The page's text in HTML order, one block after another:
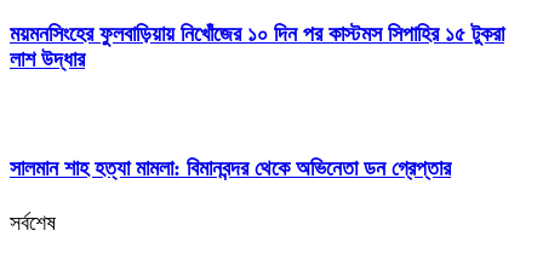
ময়মনসিংহের ফুলবাড়িয়ায় নিখোঁজের ১০ দিন পর কাস্টমস সিপাহির ১৫ টুকরা
লাশ উদ্ধার
সালমান শাহ হত্যা মামলা: বিমানবন্দর থেকে অভিনেতা ডন গ্রেপ্তার
সর্বশেষ